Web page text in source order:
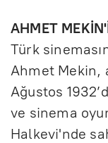
AHMET
Türk
Ahmet Mekin,
Ağustos
ve sinema
Halkevi'nde